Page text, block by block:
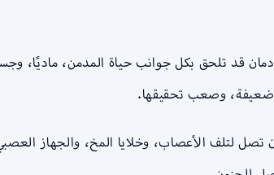
قد تلحق بكل جوانب حياة المدمن، ماديًا،
ضعيفة، وصعب تحقيقها.
تصل لتلف الأعصاب، وخلايا المخ، والجهاز